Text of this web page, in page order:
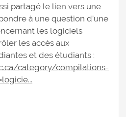
partagé le lien vers une
à une question d’une
les logiciels
les accès aux
et des étudiants :
category/compilations-